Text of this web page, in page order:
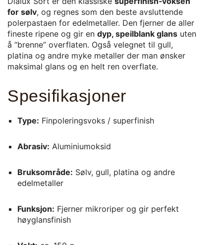
for sølv, og regnes som den beste avsluttende
polerpastaen for edelmetaller. Den fjerner de aller
fineste ripene og gir en dyp, speilblank glans uten
å “brenne” overflaten. Også velegnet til gull,
platina og andre myke metaller der man ønsker
maksimal glans og en helt ren overflate.
Spesifikasjoner
Type: Finpoleringsvoks / superfinish
Abrasiv: Aluminiumoksid
Bruksområde: Sølv, gull, platina og andre
edelmetaller
Funksjon: Fjerner mikroriper og gir perfekt
høyglansfinish